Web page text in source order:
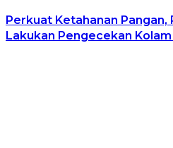
Perkuat Ketahanan Pangan,
Lakukan Pengecekan